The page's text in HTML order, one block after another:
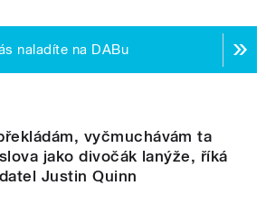
naladíte na DABu
vyčmuchávám ta
jako divočák lanýže, říká
Justin Quinn